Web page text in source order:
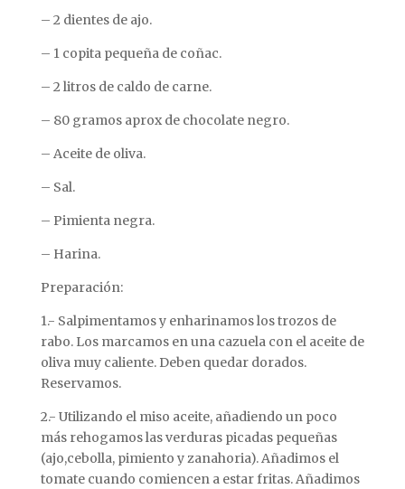
– 2 dientes de ajo.
– 1 copita pequeña de coñac.
– 2 litros de caldo de carne.
– 80 gramos aprox de chocolate negro.
– Aceite de oliva.
– Sal.
– Pimienta negra.
– Harina.
Preparación:
1.- Salpimentamos y enharinamos los trozos de
rabo. Los marcamos en una cazuela con el aceite de
oliva muy caliente. Deben quedar dorados.
Reservamos.
2.- Utilizando el miso aceite, añadiendo un poco
más rehogamos las verduras picadas pequeñas
(ajo,cebolla, pimiento y zanahoria). Añadimos el
tomate cuando comiencen a estar fritas. Añadimos